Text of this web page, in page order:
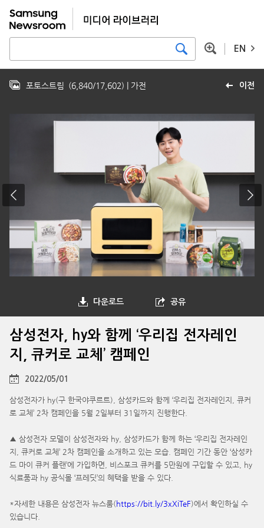
EN
이전
포토스트림 (6,840/17,602) | 가전
다운로드 공유
삼성전자, hy와 함께 ‘우리집 전자레인
지, 큐커로 교체’ 캠페인
2022/05/01
삼성전자가 hy(구 한국야쿠르트), 삼성카드와 함께 ‘우리집 전자레인지, 큐커
로 교체’ 2차 캠페인을 5월 2일부터 31일까지 진행한다.
▲ 삼성전자 모델이 삼성전자와 hy, 삼성카드가 함께 하는 ‘우리집 전자레인
지, 큐커로 교체’ 2차 캠페인을 소개하고 있는 모습. 캠페인 기간 동안 ‘삼성카
드 마이 큐커 플랜’에 가입하면, 비스포크 큐커를 5만원에 구입할 수 있고, hy
식료품과 hy 공식몰 ‘프레딧’의 혜택을 받을 수 있다.
*자세한 내용은 삼성전자 뉴스룸(https://bit.ly/3xXiTeF)에서 확인하실 수
있습니다.